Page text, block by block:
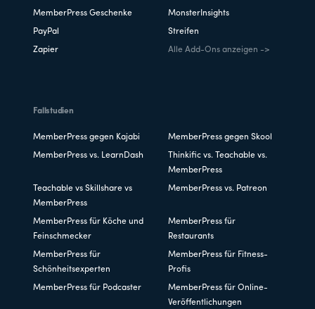
MemberPress Geschenke MonsterInsights
PayPal Streifen
Zapier Alle Add-Ons anzeigen ->
Fallstudien
MemberPress gegen Kajabi MemberPress gegen Skool
MemberPress vs. LearnDash
Thinkific vs. Teachable vs.
MemberPress
Teachable vs Skillshare vs
MemberPress
MemberPress vs. Patreon
MemberPress für Köche und
Feinschmecker
MemberPress für
Restaurants
MemberPress für
Schönheitsexperten
MemberPress für Fitness-
Profis
MemberPress für Podcaster
MemberPress für Online-
Veröffentlichungen